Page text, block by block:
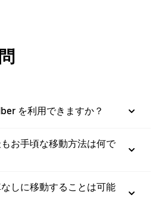
を利用できますか？
お手頃な移動方法は何で
しに移動することは可能